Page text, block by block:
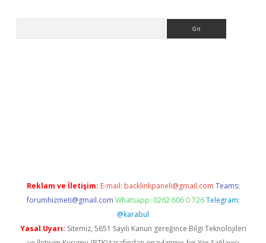
Reklam ve İletişim: E-mail: backlinkpaneli@gmail.com Teams:
forumhizmeti@gmail.com Whatsapp: 0262 606 0 726 Telegram:
@karabul
Yasal Uyarı: Sitemiz, 5651 Sayılı Kanun gereğince Bilgi Teknolojileri